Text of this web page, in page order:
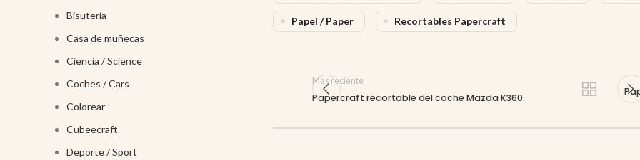
Papel / Paper Recortables Papercraft
Mas reciente
Papercraft recortable del coche Mazda K360.
Bisutería
Casa de muñecas
Ciencia / Science
Coches / Cars
Colorear
Cubeecraft
Deporte / Sport